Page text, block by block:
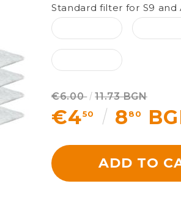
Standard filter for S9 and
€450 880
€6.00 11.73 BGN
ADD TO